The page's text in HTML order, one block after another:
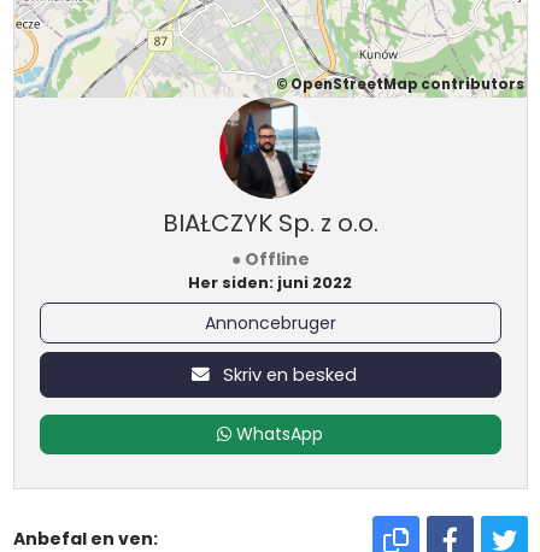
©OpenStreetMap contributors
BIAŁCZYK Sp. z o.o.
● Offline
Her siden: juni 2022
Annoncebruger
Skriv en besked
WhatsApp
Anbefal en ven: